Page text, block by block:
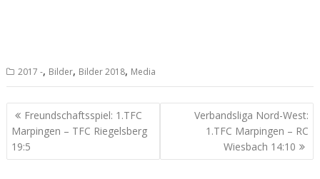
2017 -, Bilder, Bilder 2018, Media
Beitragsnavigation
Freundschaftsspiel: 1.TFC
Marpingen – TFC Riegelsberg
19:5
Verbandsliga Nord-West:
1.TFC Marpingen – RC
Wiesbach 14:10